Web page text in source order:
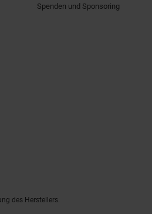
Spenden und Sponsoring
des Herstellers.